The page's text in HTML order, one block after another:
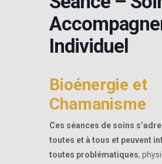
Individuel
Bioénergie et
Chamanisme
Ces séances de soins
toutes et à tous et peuvent
toutes problématiques,